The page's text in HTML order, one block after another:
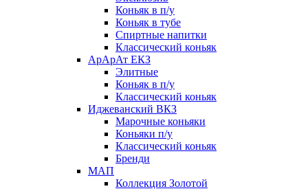
Коньяк в п/у
Коньяк в тубе
Спиртные напитки
Классический коньяк
АрАрАт ЕКЗ
Элитные
Коньяк в п/у
Классический коньяк
Иджеванский ВКЗ
Марочные коньяки
Коньяки п/у
Классический коньяк
Бренди
МАП
Коллекция Золотой